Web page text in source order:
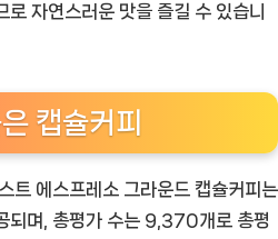
상
자연스러운 맛을 즐길 수 있습니
캡슐커피
트 에스프레소 그라운드 캡슐커피는
되며, 총평가 수는 9,370개로 총평